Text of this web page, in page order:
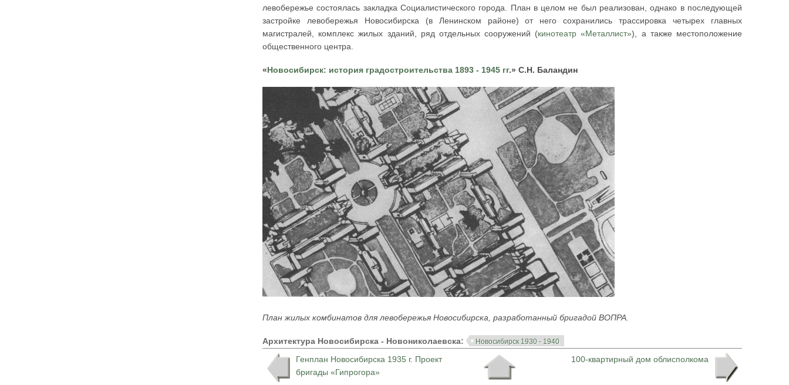
левобережье состоялась закладка Социалистического города. План в целом не был реализован, однако в последующей
застройке левобережья Новосибирска (в Ленинском районе) от него сохранились трассировка четырех главных
магистралей, комплекс жилых зданий, ряд отдельных сооружений (кинотеатр «Металлист»), а также местоположение
общественного центра.
«Новосибирск: история градостроительства 1893 - 1945 гг.» С.Н. Баландин
План жилых комбинатов для левобережья Новосибирска, разработанный бригадой ВОПРА.
Архитектура Новосибирска - Новониколаевска: Новосибирск 1930 - 1940
Генплан Новосибирска 1935 г. Проект
бригады «Гипрогора»
100-квартирный дом облисполкома